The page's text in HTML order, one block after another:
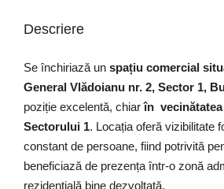
Descriere
Se închiriază un spațiu comercial
General Vlădoianu nr. 2, Sector 1,
poziție excelentă, chiarîn
Sectorului 1. Locația oferă vizibilitate
constant de persoane, fiind potrivită
beneficiază de prezența într-o zonă
rezidențială bine dezvoltată.